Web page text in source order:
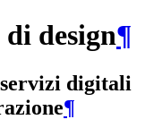
design¶
digitali
¶